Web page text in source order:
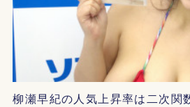
柳瀬早紀の人気上昇率は二次関